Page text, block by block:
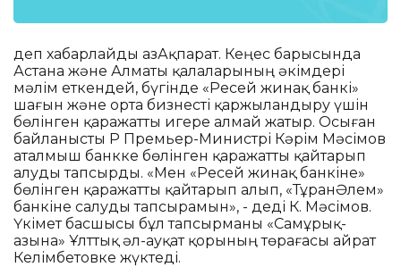
деп хабарлайды ҚазАқпарат. Кеңес барысында
Астана және Алматы қалаларының әкімдері
мәлім еткендей, бүгінде «Ресей жинақ банкі»
шағын және орта бизнесті қаржыландыру үшін
бөлінген қаражатты игере алмай жатыр. Осыған
байланысты ҚР Премьер-Министрі Кәрім Мәсімов
аталмыш банкке бөлінген қаражатты қайтарып
алуды тапсырды. «Мен «Ресей жинақ банкіне»
бөлінген қаражатты қайтарып алып, «ТұранӘлем»
банкіне салуды тапсырамын», - деді К. Мәсімов.
Үкімет басшысы бұл тапсырманы «Самұрық-
Қазына» Ұлттық әл-ауқат қорының төрағасы Қайрат
Келімбетовке жүктеді.